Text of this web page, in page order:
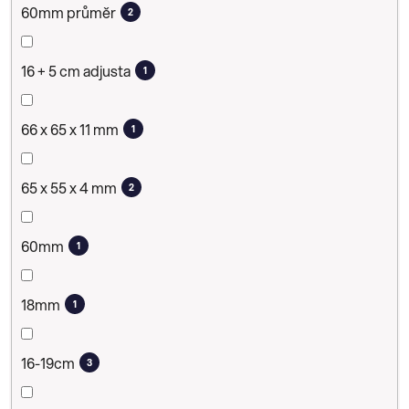
60mm průměr 2
16 + 5 cm adjusta 1
66 x 65 x 11 mm 1
65 x 55 x 4 mm 2
60mm 1
18mm 1
16-19cm 3